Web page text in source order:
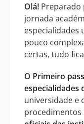
Olá! Preparado
jornada
especialidades
pouco
certas, tudo
O Primeiro
especialidades
universidade e
procedimentos